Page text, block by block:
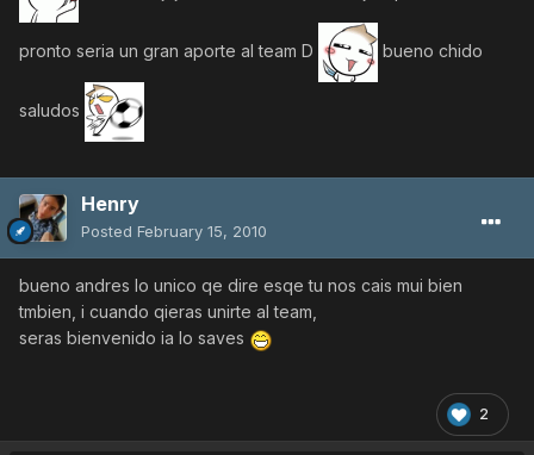
pronto seria un gran aporte al team D bueno chido
saludos
Henry
Posted February 15, 2010
bueno andres lo unico qe dire esqe tu nos cais mui bien
tmbien, i cuando qieras unirte al team,
seras bienvenido ia lo saves
2